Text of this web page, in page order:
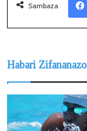
Sambaza
Habari Zifananazo